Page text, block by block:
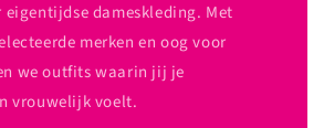
eigentijdse dameskleding. Met
merken en oog voor
we outfits waarin jij je
vrouwelijk voelt.